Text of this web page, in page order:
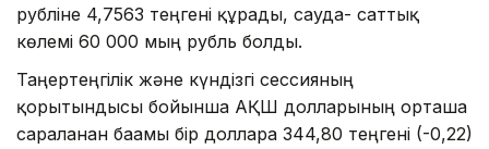
рубліне 4,7563 теңгені құрады, сауда- саттық
көлемі 60 000 мың рубль болды.
Таңертеңгілік және күндізгі сессияның
қорытындысы бойынша АҚШ долларының орташа
сараланған бағамы бір долларға 344,80 теңгені (-0,22)